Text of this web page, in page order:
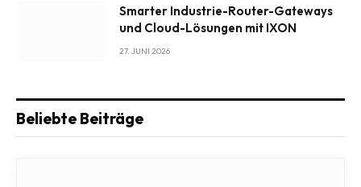
Smarter Industrie-Router-Gateways
und Cloud-Lösungen mit IXON
27. JUNI 2026
Beliebte Beiträge